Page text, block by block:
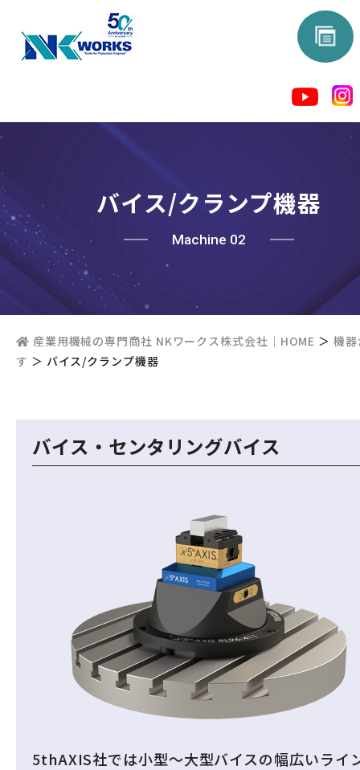
バイス/クランプ機器
Machine 02
産業用機械の専門商社 NKワークス株式会社｜HOME ＞ 機
す ＞ バイス/クランプ機器
バイス・センタリングバイス
5thAXIS社では小型～大型バイスの幅広いライ